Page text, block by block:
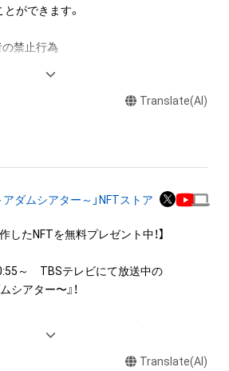
ができます。
禁止行為
意事項
らに限られません。)にかかる知的財産
新案権、商標権、意匠権その他の知的財
得し、又はそれらの権利につき登録等を
接権の権利者またはその管理委託を受
されています。そのため、本アイテム
有する方、著作隣接権の権利者またはそ
る者からの事前の同意なしに、上記の「本
Translate(AI)
ダムシアター～」NFTストア
したNFTを無料プレゼント中！】
～　TBSテレビにて放送中の
シアター〜』！
、魂を込めて全力アピール！ Translate(AI)